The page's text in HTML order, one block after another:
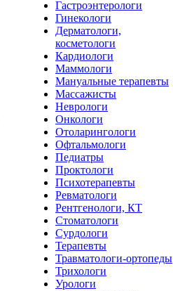
Гастроэнтерологи
Гинекологи
Дерматологи,
косметологи
Кардиологи
Маммологи
Мануальные терапевты
Массажисты
Неврологи
Онкологи
Отоларингологи
Офтальмологи
Педиатры
Проктологи
Психотерапевты
Ревматологи
Рентгенологи, КТ
Стоматологи
Сурдологи
Терапевты
Травматологи-ортопеды
Трихологи
Урологи